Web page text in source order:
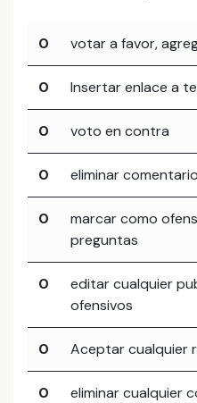
0 votar a favor,
0 Insertar enlace a
0 voto en contra
0 eliminar
0
marcar como
preguntas
0
editar cualquier
ofensivos
0 Aceptar cualquier
0 eliminar cualquier